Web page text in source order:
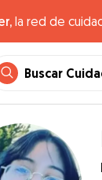
la red de
Buscar